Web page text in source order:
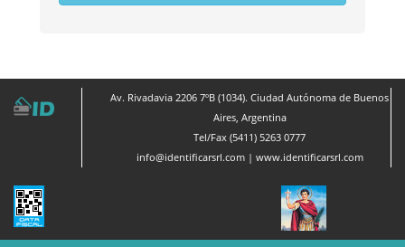
Av. Rivadavia 2206 7ºB (1034). Ciudad Autónoma de Buenos
Aires, Argentina
Tel/Fax (5411) 5263 0777
info@identificarsrl.com| www.identificarsrl.com